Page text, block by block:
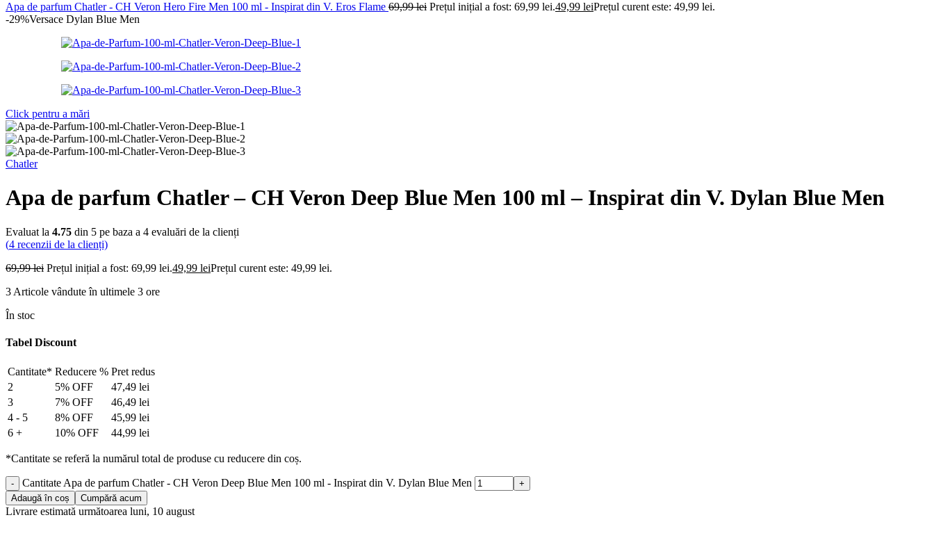
Apa de parfum Chatler - CH Veron Hero Fire Men 100 ml - Inspirat din V. Eros Flame 69,99lei Prețul inițial a fost: 69,99 lei.49,99 leiPrețul curent este: 49,99 lei.
-29%Versace Dylan Blue Men
Click pentru a mări
Chatler
Apa de parfum Chatler – CH Veron Deep Blue Men 100 ml – Inspirat din V. Dylan Blue Men
Evaluat la 4.75 din 5 pe baza a 4 evaluări de la clienți
(4 recenzii de la clienți)
69,99lei Prețul inițial a fost: 69,99 lei.49,99 leiPrețul curent este: 49,99 lei.
3 Articole vândute în ultimele 3 ore
În stoc
Tabel Discount
Cantitate* Reducere % Pret redus
2
5% OFF 47,49 lei
3
7% OFF 46,49 lei
4 - 5
8% OFF 45,99 lei
6 +
10% OFF 44,99 lei
*Cantitate se referă la numărul total de produse cu reducere din coș.
Cantitate Apa de parfum Chatler - CH Veron Deep Blue Men 100 ml - Inspirat din V. Dylan Blue Men
Adaugă în coș Cumpără acum
Livrare estimată următoarea luni, 10 august